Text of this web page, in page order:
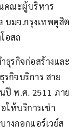
คณะผู้บริหาร
บมจ.กรุงเทพดุสิต
อสถ
ธุรกิจก่อสร้างและ
กิจบริการ สาย
ปี พ.ศ. 2511 ภาย
ให้บริการเช่า
างกอกแอร์เวย์ส